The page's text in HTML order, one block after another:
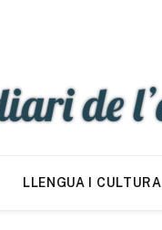
LLENGUA I CULTURA